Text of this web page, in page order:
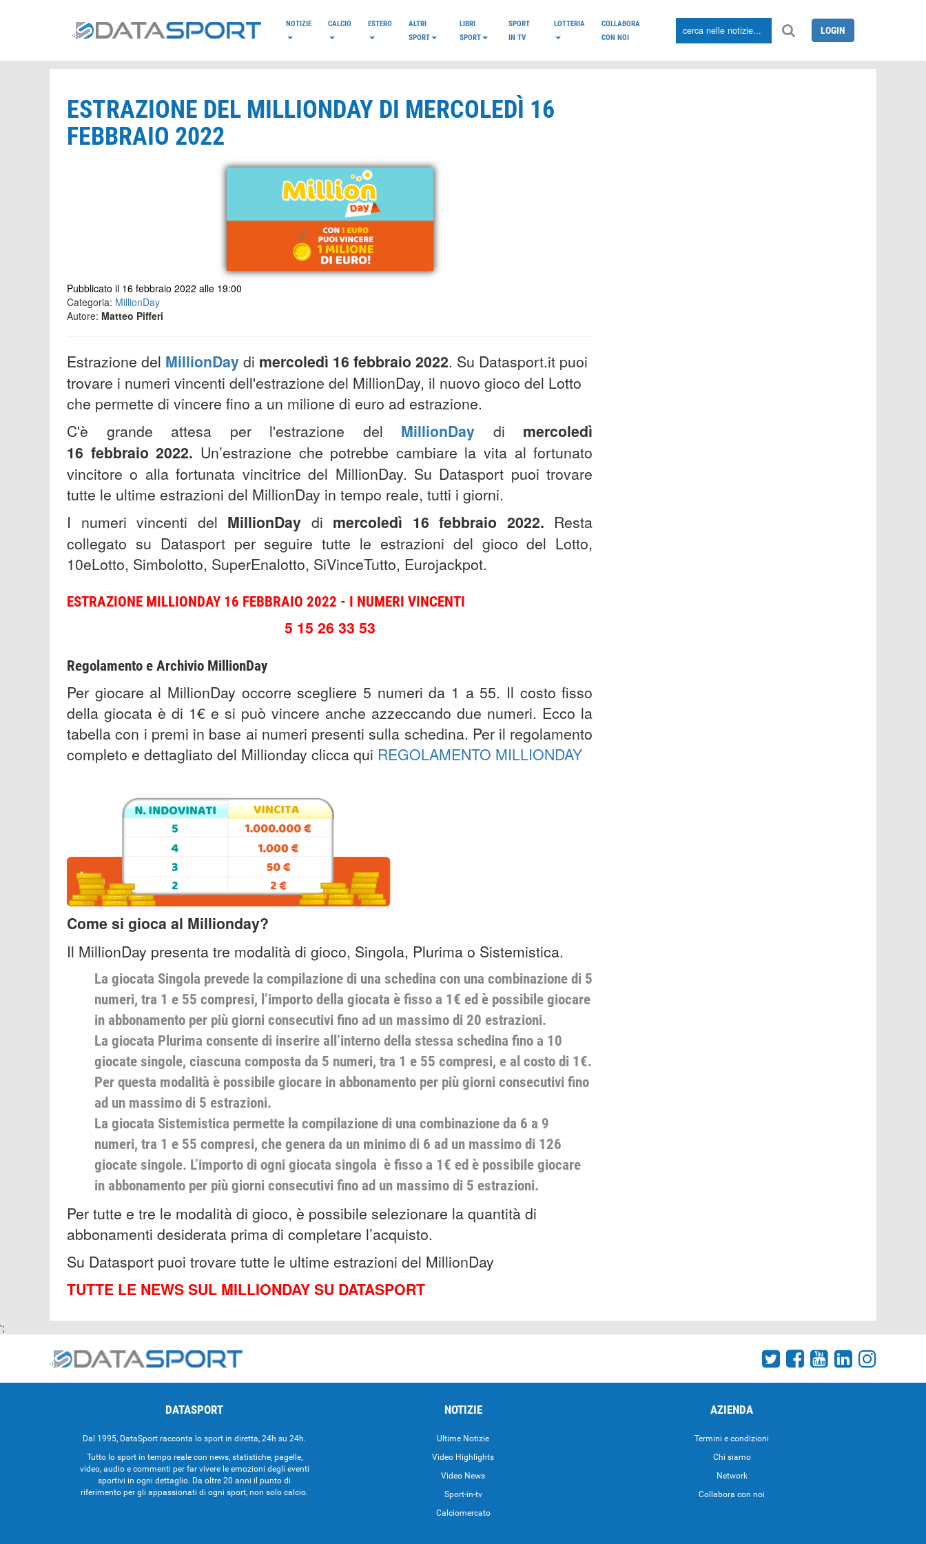
NOTIZIE CALCIO ESTERO
ALTRI
SPORT
LIBRI
SPORT
SPORT
IN TV
LOTTERIA
COLLABORA
CON NOI
LOGIN
ESTRAZIONE DEL MILLIONDAY DI MERCOLEDÌ 16
FEBBRAIO 2022
Pubblicato il 16 febbraio 2022 alle 19:00
Categoria: MillionDay
Autore: Matteo Pifferi
Estrazione del MillionDay di mercoledì 16 febbraio 2022. Su Datasport.it puoi
trovare i numeri vincenti dell'estrazione del MillionDay, il nuovo gioco del Lotto
che permette di vincere fino a un milione di euro ad estrazione.
C'è grande attesa per l'estrazione del MillionDay di mercoledì
16 febbraio 2022. Un’estrazione che potrebbe cambiare la vita al fortunato
vincitore o alla fortunata vincitrice del MillionDay. Su Datasport puoi trovare
tutte le ultime estrazioni del MillionDay in tempo reale, tutti i giorni.
I numeri vincenti del MillionDay di mercoledì 16febbraio 2022. Resta
collegato su Datasport per seguire tutte le estrazioni del gioco del Lotto,
10eLotto, Simbolotto, SuperEnalotto, SiVinceTutto, Eurojackpot.
ESTRAZIONE MILLIONDAY 16 FEBBRAIO 2022 - I NUMERI VINCENTI
5 15 26 33 53
Regolamento e Archivio MillionDay
Per giocare al MillionDay occorre scegliere 5 numeri da 1 a 55. Il costo fisso
della giocata è di 1€ e si può vincere anche azzeccando due numeri. Ecco la
tabella con i premi in base ai numeri presenti sulla schedina. Per il regolamento
completo e dettagliato del Millionday clicca qui REGOLAMENTO MILLIONDAY
Come si gioca al Millionday?
Il MillionDay presenta tre modalità di gioco, Singola, Plurima o Sistemistica.
La giocata Singola prevede la compilazione di una schedina con una combinazione di 5
numeri, tra 1 e 55 compresi, l’importo della giocata è fisso a 1€ ed è possibile giocare
in abbonamento per più giorni consecutivi fino ad un massimo di 20 estrazioni.
La giocata Plurima consente di inserire all’interno della stessa schedina fino a 10
giocate singole, ciascuna composta da 5 numeri, tra 1 e 55 compresi, e al costo di 1€.
Per questa modalità è possibile giocare in abbonamento per più giorni consecutivi fino
ad un massimo di 5 estrazioni.
La giocata Sistemistica permette la compilazione di una combinazione da 6 a 9
numeri, tra 1 e 55 compresi, che genera da un minimo di 6 ad un massimo di 126
giocate singole. L’importo di ogni giocata singola è fisso a 1€ ed è possibile giocare
in abbonamento per più giorni consecutivi fino ad un massimo di 5 estrazioni.
Per tutte e tre le modalità di gioco, è possibile selezionare la quantità di
abbonamenti desiderata prima di completare l’acquisto.
Su Datasport puoi trovare tutte le ultime estrazioni del MillionDay
TUTTE LE NEWS SUL MILLIONDAY SU DATASPORT
';
DATASPORT
Dal 1995, DataSport racconta lo sport in diretta, 24h su 24h.
Tutto lo sport in tempo reale con news, statistiche, pagelle,
video, audio e commenti per far vivere le emozioni degli eventi
sportivi in ogni dettaglio. Da oltre 20 anni il punto di
riferimento per gli appassionati di ogni sport, non solo calcio.
NOTIZIE
Ultime Notizie
Video Highlights
Video News
Sport-in-tv
Calciomercato
AZIENDA
Termini e condizioni
Chi siamo
Network
Collabora con noi